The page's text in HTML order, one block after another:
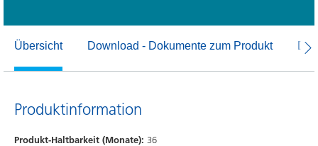
Übersicht Download - Dokumente zum Produkt
Produktinformation
Produkt-Haltbarkeit (Monate): 36